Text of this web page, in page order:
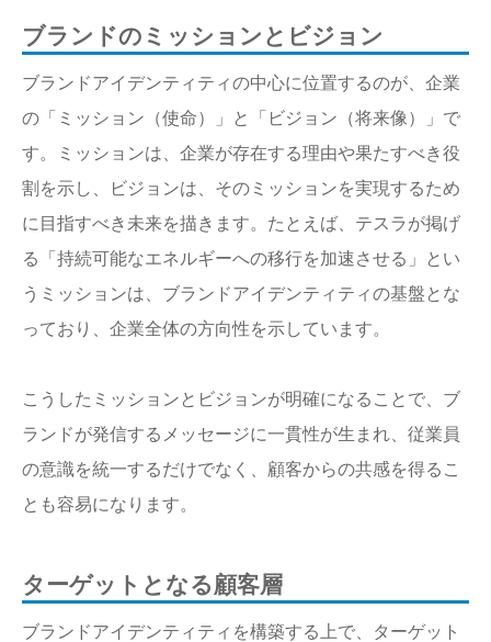
ブランドのミッションとビジョン
ブランドアイデンティティの中心に位置するのが、企業
の「ミッション（使命）」と「ビジョン（将来像）」で
す。ミッションは、企業が存在する理由や果たすべき役
割を示し、ビジョンは、そのミッションを実現するため
に目指すべき未来を描きます。たとえば、テスラが掲げ
る「持続可能なエネルギーへの移行を加速させる」とい
うミッションは、ブランドアイデンティティの基盤とな
っており、企業全体の方向性を示しています。
こうしたミッションとビジョンが明確になることで、ブ
ランドが発信するメッセージに一貫性が生まれ、従業員
の意識を統一するだけでなく、顧客からの共感を得るこ
とも容易になります。
ターゲットとなる顧客層
ブランドアイデンティティを構築する上で、ターゲット